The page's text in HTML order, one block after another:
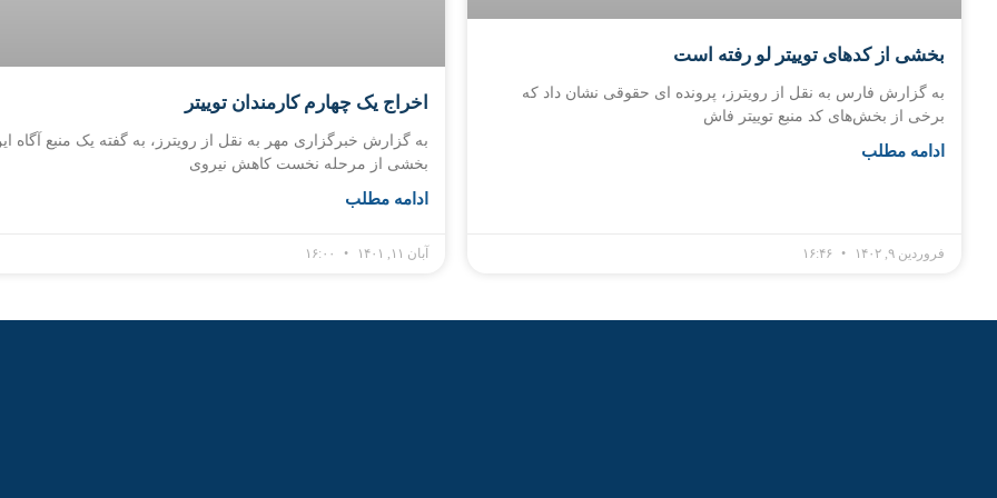
بخشی از کدهای توییتر لو رفته است
به گزارش فارس به نقل از رویترز، پرونده ای حقوقی نشان داد که
برخی از بخش‌های کد منبع توییتر فاش
ادامه مطلب
فروردین ۹, ۱۴۰۲
اخراج یک چهارم کارمندان توییتر
به گزارش خبرگزاری مهر به نقل از رویترز، به گفته یک منبع آگاه
بخشی از مرحله نخست کاهش نیروی
ادامه مطلب
آبان ۱۱, ۱۴۰۱